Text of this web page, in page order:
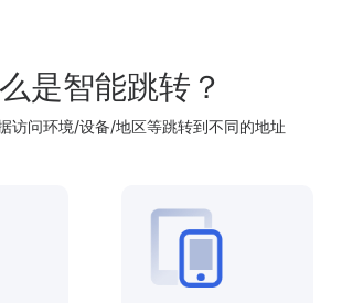
是智能跳转？
访问环境/设备/地区等跳转到不同的地址